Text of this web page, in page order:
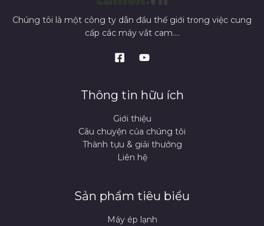
Chúng tôi là một công ty dẫn đầu thế giới trong việc cung
cấp các máy vắt cam....
Thông tin hữu ích
Giới thiệu
Câu chuyện của chúng tôi
Thành tựu & giải thưởng
Liên hệ
Sản phẩm tiêu biểu
Máy ép lạnh